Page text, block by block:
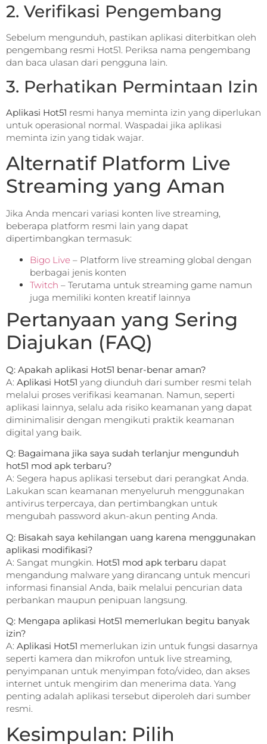
2. Verifikasi Pengembang
Sebelum mengunduh, pastikan aplikasi diterbitkan oleh
pengembang resmi Hot51. Periksa nama pengembang
dan baca ulasan dari pengguna lain.
3. Perhatikan Permintaan Izin
Aplikasi Hot51 resmi hanya meminta izin yang diperlukan
untuk operasional normal. Waspadai jika aplikasi
meminta izin yang tidak wajar.
Alternatif Platform Live
Streaming yang Aman
Jika Anda mencari variasi konten live streaming,
beberapa platform resmi lain yang dapat
dipertimbangkan termasuk:
Bigo Live – Platform live streaming global dengan
berbagai jenis konten
Twitch – Terutama untuk streaming game namun
juga memiliki konten kreatif lainnya
Pertanyaan yang Sering
Diajukan (FAQ)
Q: Apakah aplikasi Hot51 benar-benar aman?
A: Aplikasi Hot51 yang diunduh dari sumber resmi telah
melalui proses verifikasi keamanan. Namun, seperti
aplikasi lainnya, selalu ada risiko keamanan yang dapat
diminimalisir dengan mengikuti praktik keamanan
digital yang baik.
Q: Bagaimana jika saya sudah terlanjur mengunduh
hot51 mod apk terbaru?
A: Segera hapus aplikasi tersebut dari perangkat Anda.
Lakukan scan keamanan menyeluruh menggunakan
antivirus terpercaya, dan pertimbangkan untuk
mengubah password akun-akun penting Anda.
Q: Bisakah saya kehilangan uang karena menggunakan
aplikasi modifikasi?
A: Sangat mungkin. Hot51 mod apk terbaru dapat
mengandung malware yang dirancang untuk mencuri
informasi finansial Anda, baik melalui pencurian data
perbankan maupun penipuan langsung.
Q: Mengapa aplikasi Hot51 memerlukan begitu banyak
izin?
A: Aplikasi Hot51 memerlukan izin untuk fungsi dasarnya
seperti kamera dan mikrofon untuk live streaming,
penyimpanan untuk menyimpan foto/video, dan akses
internet untuk mengirim dan menerima data. Yang
penting adalah aplikasi tersebut diperoleh dari sumber
resmi.
Kesimpulan: Pilih